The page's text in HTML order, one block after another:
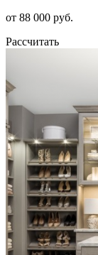
от 88 000 руб.
Рассчитать